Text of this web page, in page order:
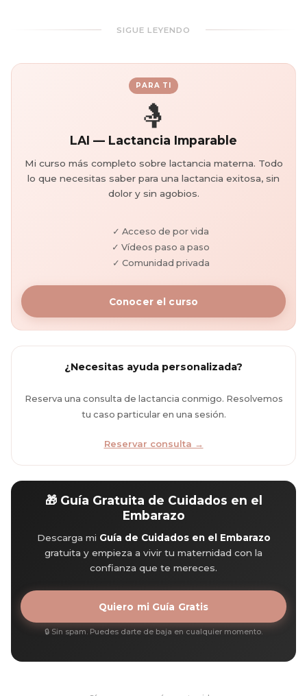
SIGUE LEYENDO
PARA TI
🤱
LAI — Lactancia Imparable
Mi curso más completo sobre lactancia materna. Todo
lo que necesitas saber para una lactancia exitosa, sin
dolor y sin agobios.
✓ Acceso de por vida
✓ Vídeos paso a paso
✓ Comunidad privada
Conocer el curso
¿Necesitas ayuda personalizada?
Reserva una consulta de lactancia conmigo. Resolvemos
tu caso particular en una sesión.
Reservar consulta →
🎁 Guía Gratuita de Cuidados en el
Embarazo
Descarga mi Guía de Cuidados en el Embarazo
gratuita y empieza a vivir tu maternidad con la
confianza que te mereces.
Quiero mi Guía Gratis
🔒 Sin spam. Puedes darte de baja en cualquier momento.